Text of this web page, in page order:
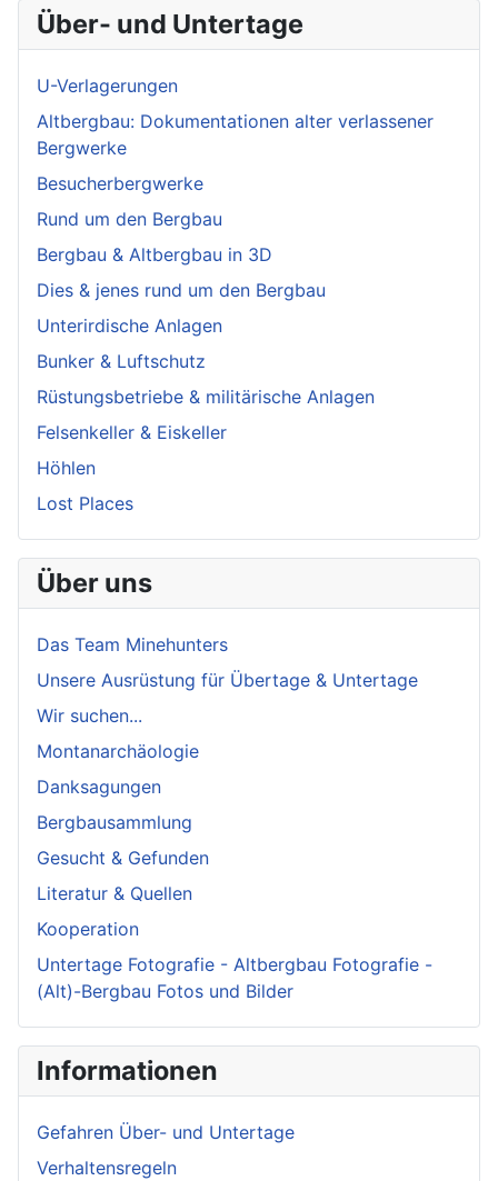
Über- und Untertage
U-Verlagerungen
Altbergbau: Dokumentationen alter verlassener
Bergwerke
Besucherbergwerke
Rund um den Bergbau
Bergbau & Altbergbau in 3D
Dies & jenes rund um den Bergbau
Unterirdische Anlagen
Bunker & Luftschutz
Rüstungsbetriebe & militärische Anlagen
Felsenkeller & Eiskeller
Höhlen
Lost Places
Über uns
Das Team Minehunters
Unsere Ausrüstung für Übertage & Untertage
Wir suchen...
Montanarchäologie
Danksagungen
Bergbausammlung
Gesucht & Gefunden
Literatur & Quellen
Kooperation
Untertage Fotografie - Altbergbau Fotografie -
(Alt)-Bergbau Fotos und Bilder
Informationen
Gefahren Über- und Untertage
Verhaltensregeln